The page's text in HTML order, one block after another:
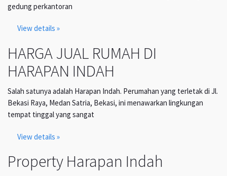
gedung perkantoran
View details »
HARGA JUAL RUMAH DI
HARAPAN INDAH
Salah satunya adalah Harapan Indah. Perumahan yang terletak di Jl.
Bekasi Raya, Medan Satria, Bekasi, ini menawarkan lingkungan
tempat tinggal yang sangat
View details »
Property Harapan Indah